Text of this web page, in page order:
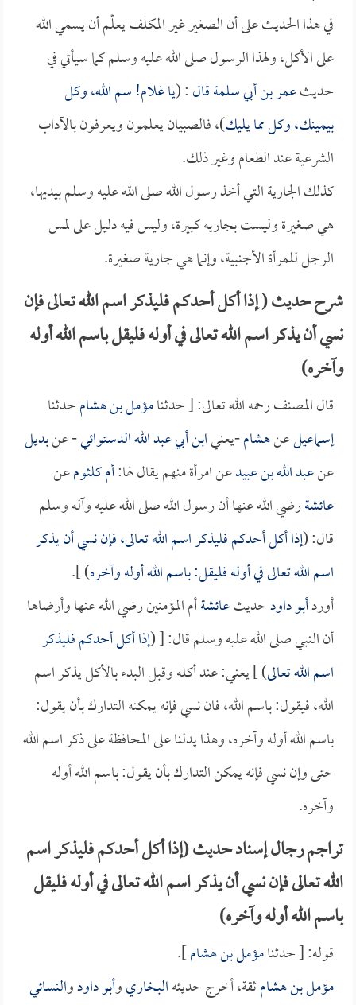
في هذا الحديث على أن الصغير غير المكلف يعلّم أن يسمي الله
على الأكل، ولهذا الرسول صلى الله عليه وسلم كما سيأتي في
حديثعمر بن أبي سلمة قال: (يا غلام! سم الله، وكل
بيمينك، وكل مما يليك)، فالصبيان يعلمون ويعرفون بالآداب
الشرعية عند الطعام وغير ذلك.
كذلك الجارية التي أخذ رسول الله صلى الله عليه وسلم بيديها،
هي صغيرة وليست بجاريه كبيرة، وليس فيه دليل على لمس
الرجل للمرأة الأجنبية، وإنما هي جارية صغيرة.
شرح حديث ( إذا أكل أحدكم فليذكر اسم الله تعالى فإن
نسي أن يذكر اسم الله تعالى في أوله فليقل باسم الله أوله
وآخره)
قال المصنف رحمه الله تعالى: [ حدثنامؤمل بن هشامحدثنا
إسماعيلعنهشام-يعنيابن أبي عبد الله الدستوائي- عنبديل
عنعبد الله بن عبيدعن امرأة منهم يقال لها:أم كلثومعن
عائشةرضي الله عنها أن رسول الله صلى الله عليه وآله وسلم
قال: (إذا أكل أحدكم فليذكر اسم الله تعالى، فإن نسي أن يذكر
اسم الله تعالى في أوله فليقل: باسم الله أوله وآخره) ].
أوردأبو داودحديثعائشةأم المؤمنين رضي الله عنها وأرضاها
أن النبي صلى الله عليه وسلم قال: [ (إذا أكل أحدكم فليذكر
اسم الله تعالى) ] يعني: عند أكله وقبل البدء بالأكل يذكر اسم
الله، فيقول: باسم الله، فان نسي فإنه يمكنه التدارك بأن يقول:
باسم الله أوله وآخره، وهذا يدلنا على المحافظة على ذكر اسم الله
حتى وإن نسي فإنه يمكن التدارك بأن يقول: باسم الله أوله
وآخره.
تراجم رجال إسناد حديث (إذا أكل أحدكم فليذكر اسم
الله تعالى فإن نسي أن يذكر اسم الله تعالى في أوله فليقل
باسم الله أوله وآخره)
قوله: [ حدثنامؤمل بن هشام].
مؤمل بن هشامثقة، أخرج حديثهالبخاريوأبو داودوالنسائي